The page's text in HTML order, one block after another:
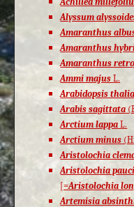
Alyssum
Amaranthus
Amaranthus
Amaranthus
Ammi majusL.
Arabidopsis
Arabis sagittata
Arctium lappa L.
Arctium minus
Aristolochia
Aristolochia
[=Aristolochia
Artemisia